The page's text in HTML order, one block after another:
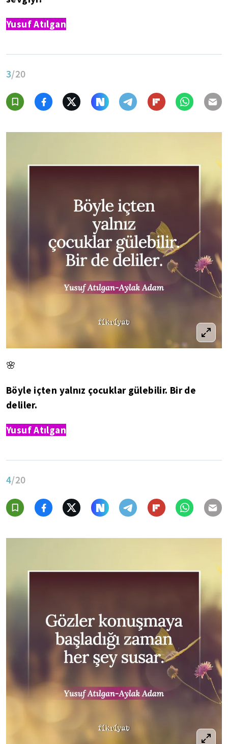
Yusuf Atılgan
3/20
🌸
Böyle içten yalnız çocuklar gülebilir. Bir de
deliler.
Yusuf Atılgan
4/20